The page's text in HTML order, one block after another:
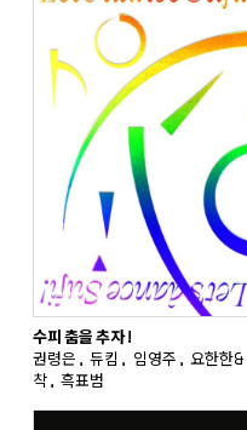
수피 춤을 추자!
권령은, 듀킴, 임영주, 요한한&
착, 흑표범